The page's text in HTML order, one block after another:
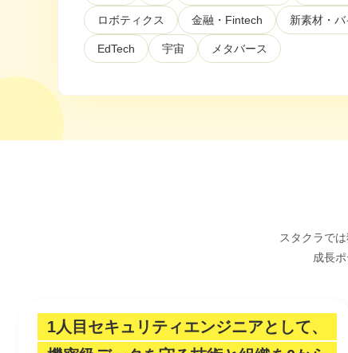
ロボティクス 金融・Fintech 新素材・バ
EdTech 宇宙 メタバース
スタクラで
成長
1人目セキュリティエンジニアとして、